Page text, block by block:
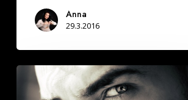
Anna
29.3.2016
ISKUPAIKAT: